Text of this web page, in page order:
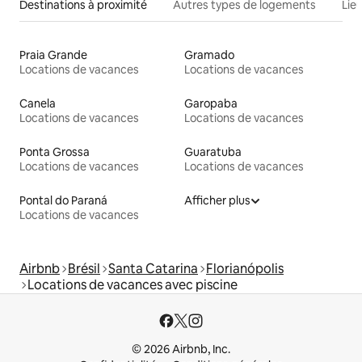
Destinations à proximité Autres types de logements
Praia Grande
Locations de vacances
Gramado
Locations de vacances
Canela
Locations de vacances
Garopaba
Locations de vacances
Ponta Grossa
Locations de vacances
Guaratuba
Locations de vacances
Pontal do Paraná
Locations de vacances
Afficher plus
Airbnb Brésil Santa Catarina Florianópolis
Locations de vacances avec piscine
© 2026 Airbnb, Inc.